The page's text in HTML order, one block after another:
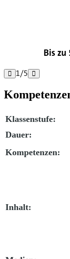
Bis
 1/5 
Klassenstufe:
Dauer:
Kompetenzen:
Inhalt: